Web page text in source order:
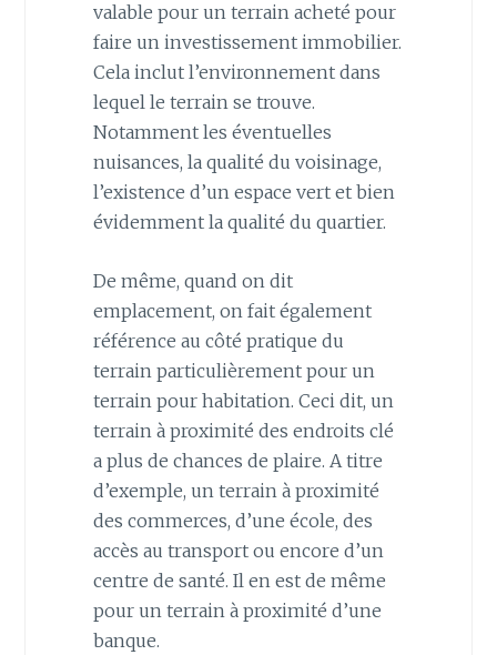
valable pour un terrain acheté pour
faire un investissement immobilier.
Cela inclut l’environnement dans
lequel le terrain se trouve.
Notamment les éventuelles
nuisances, la qualité du voisinage,
l’existence d’un espace vert et bien
évidemment la qualité du quartier.
De même, quand on dit
emplacement, on fait également
référence au côté pratique du
terrain particulièrement pour un
terrain pour habitation. Ceci dit, un
terrain à proximité des endroits clé
a plus de chances de plaire. A titre
d’exemple, un terrain à proximité
des commerces, d’une école, des
accès au transport ou encore d’un
centre de santé. Il en est de même
pour un terrain à proximité d’une
banque.